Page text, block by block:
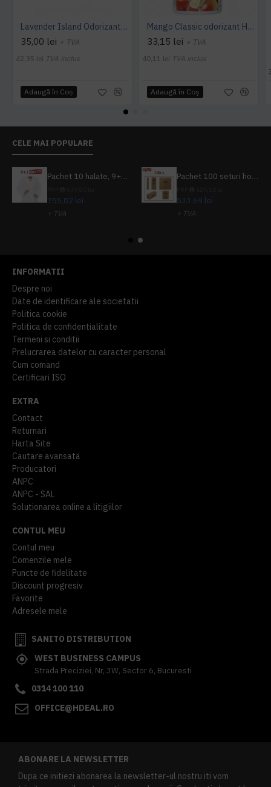
Lavender Island Odorizant Maxi 243ml Hygiene4You
35,00 lei + TVA
42,35 lei TVA inclus
Adaugă în Coş
Mango Classic odorizant Hygiene 4 You
33,15 lei + TVA
40,11 lei TVA inclus
Adaugă în Coş
CELE MAI POPULARE
Pachet 10 halate, 9+1 gratuit
755,82 lei
+ TVA
Pachet 100 seturi hoteliere, set dentar, set barbierit, casca de dus, pila unghii, set cusut
533,69 lei
+ TVA
INFORMATII
Despre noi
Date de identificare ale societatii
Politica cookie
Politica de confidentialitate
Termeni si conditii
Prelucrarea datelor cu caracter personal
Cum comand
Certificari ISO
EXTRA
Contact
Returnari
Harta Site
Cautare avansata
Producatori
ANPC
ANPC - SAL
Solutionarea online a litigiilor
CONTUL MEU
Contul meu
Comenzile mele
Puncte de fidelitate
Discount progresiv
Favorite
Adresele mele
SANITO DISTRIBUTION
WEST BUSINESS CAMPUS
Strada Preciziei, Nr, 3W, Sector 6, Bucuresti
0314 100 110
OFFICE@HDEAL.RO
ABONARE LA NEWSLETTER
Dupa ce initiezi abonarea la newsletter-ul nostru iti vom